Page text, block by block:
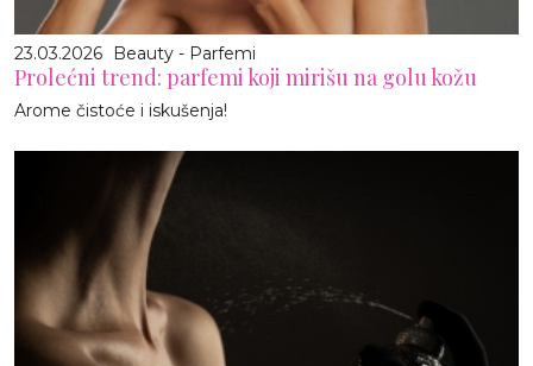
23.03.2026 Beauty - Parfemi
Prolećni trend: parfemi koji mirišu na golu kožu
Arome čistoće i iskušenja!